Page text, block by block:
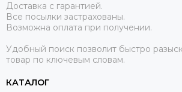
Доставка с гарантией.
Все посылки застрахованы.
Возможна оплата при получении.
Удобный поиск позволит быстро
товар по ключевым словам.
КАТАЛОГ